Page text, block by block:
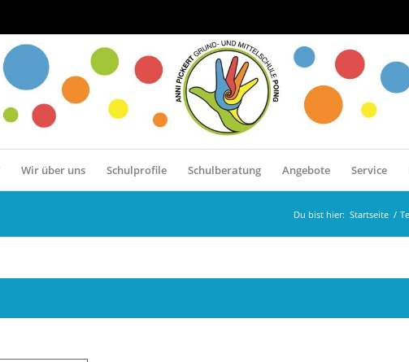
Wir über uns Schulprofile Schulberatung Angebote Service
Du bist hier: Startseite /